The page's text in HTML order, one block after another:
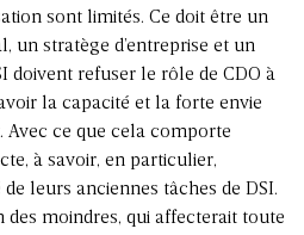
sont limités. Ce doit être un
un stratège d’entreprise et un
doivent refuser le rôle de CDO à
la capacité et la forte envie
Avec ce que cela comporte
à savoir, en particulier,
leurs anciennes tâches de DSI.
moindres, qui affecterait toute